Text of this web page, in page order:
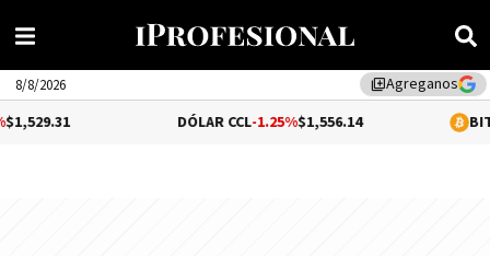
library_addAgreganos
8/8/2026
-1.25%$1,556.14 0.03%